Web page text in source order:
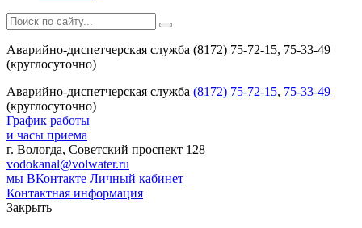
Аварийно-диспетчерская служба (8172) 75-72-15, 75-33-49
(круглосуточно)
Аварийно-диспетчерская служба (8172) 75-72-15, 75-33-49
(круглосуточно)
График работы
и часы приема
г. Вологда, Советский проспект 128
vodokanal@volwater.ru
мы ВКонтакте Личный кабинет
Контактная информация
Закрыть